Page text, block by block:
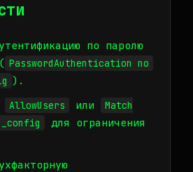
по паролю
PasswordAuthentication no
).
AllowUsers или
Match
для ограничения